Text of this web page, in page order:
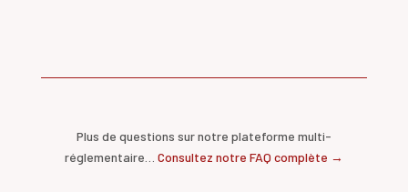
Plus de questions sur notre plateforme multi-
réglementaire… Consultez notre FAQ complète →